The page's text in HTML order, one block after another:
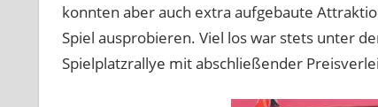
konnten aber auch extra aufgebaute
Spiel ausprobieren. Viel los war stets unter
Spielplatzrallye mit abschließender